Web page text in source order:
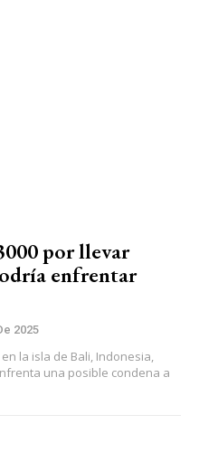
por llevar
enfrentar
2025
la isla de Bali, Indonesia,
una posible condena a